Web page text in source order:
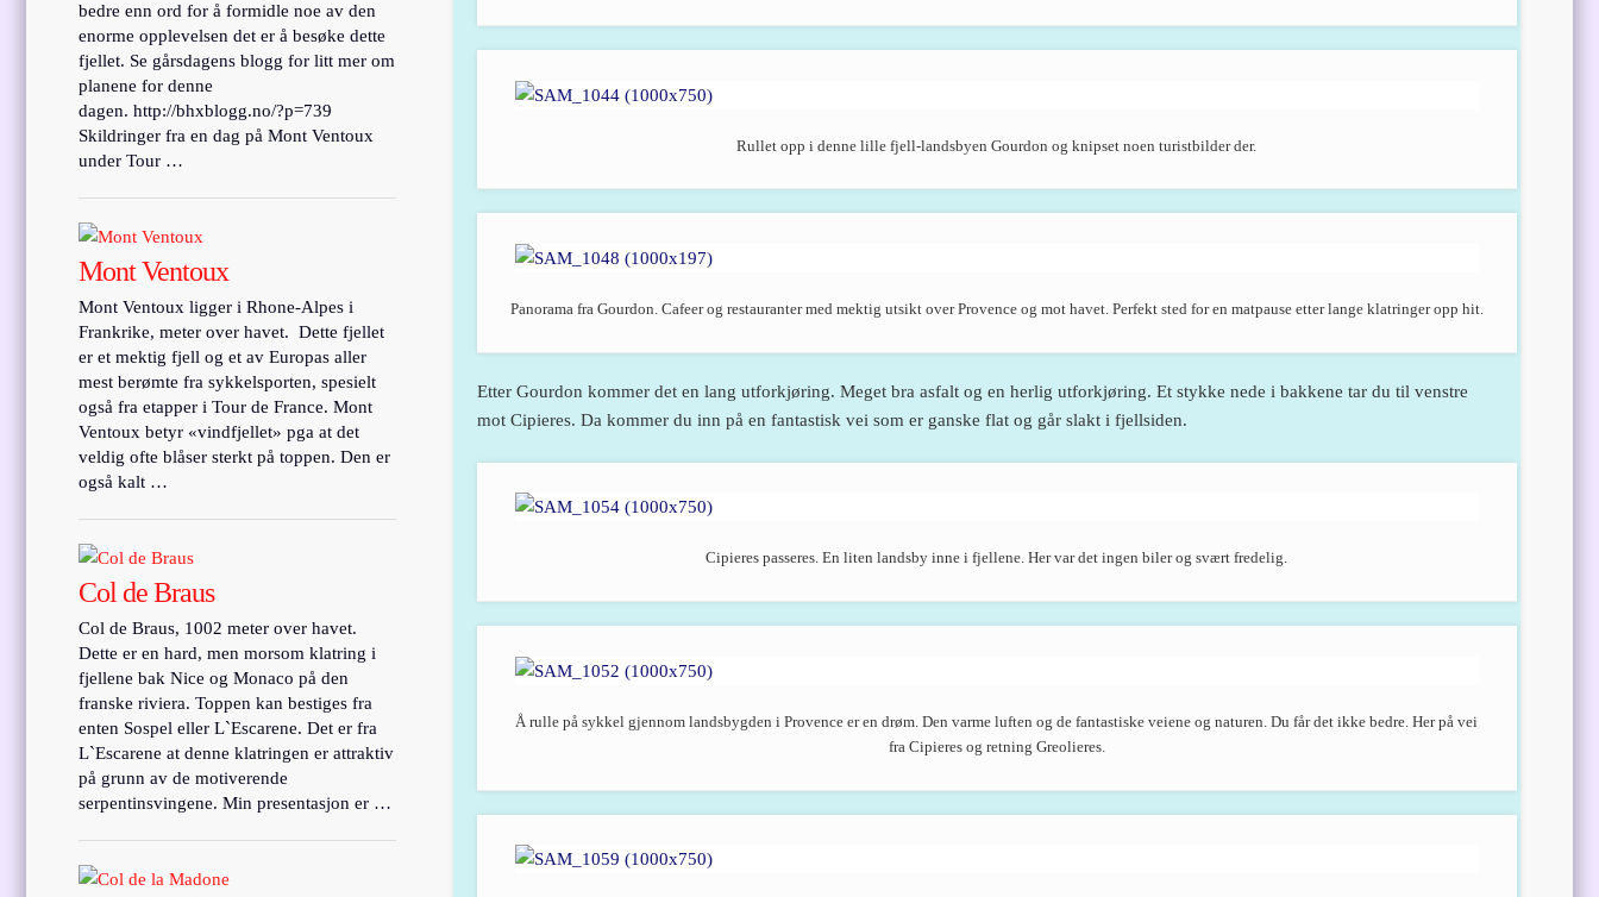
Rullet opp i denne lille fjell-landsbyen Gourdon og knipset noen turistbilder der.
Panorama fra Gourdon. Cafeer og restauranter med mektig utsikt over Provence og mot havet. Perfekt sted for en matpause etter lange klatringer opp hit.
Etter Gourdon kommer det en lang utforkjøring. Meget bra asfalt og en herlig utforkjøring. Et stykke nede i bakkene tar du til venstre
mot Cipieres. Da kommer du inn på en fantastisk vei som er ganske flat og går slakt i fjellsiden.
Cipieres passeres. En liten landsby inne i fjellene. Her var det ingen biler og svært fredelig.
Å rulle på sykkel gjennom landsbygden i Provence er en drøm. Den varme luften og de fantastiske veiene og naturen. Du får det ikke bedre. Her på vei
fra Cipieres og retning Greolieres.
bedre enn ord for å formidle noe av den
enorme opplevelsen det er å besøke dette
fjellet. Se gårsdagens blogg for litt mer om
planene for denne
dagen. http://bhxblogg.no/?p=739
Skildringer fra en dag på Mont Ventoux
under Tour …
Mont Ventoux
Mont Ventoux ligger i Rhone-Alpes i
Frankrike, meter over havet. Dette fjellet
er et mektig fjell og et av Europas aller
mest berømte fra sykkelsporten, spesielt
også fra etapper i Tour de France. Mont
Ventoux betyr «vindfjellet» pga at det
veldig ofte blåser sterkt på toppen. Den er
også kalt …
Col de Braus
Col de Braus, 1002 meter over havet.
Dette er en hard, men morsom klatring i
fjellene bak Nice og Monaco på den
franske riviera. Toppen kan bestiges fra
enten Sospel eller L`Escarene. Det er fra
L`Escarene at denne klatringen er attraktiv
på grunn av de motiverende
serpentinsvingene. Min presentasjon er …